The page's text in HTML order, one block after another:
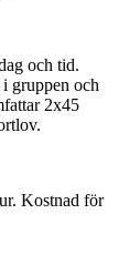
och tid.
gruppen och
2x45
Kostnad för